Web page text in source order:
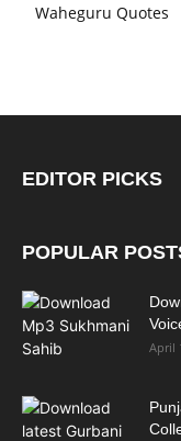
Waheguru Quotes
EDITOR PICKS
POPULAR
April